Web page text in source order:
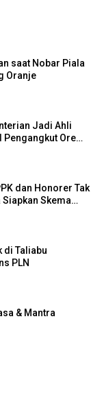
saat Nobar Piala
Oranje
Jadi Ahli
Pengangkut Ore
dan Honorer Tak
Skema
di Taliabu
PLN
& Mantra